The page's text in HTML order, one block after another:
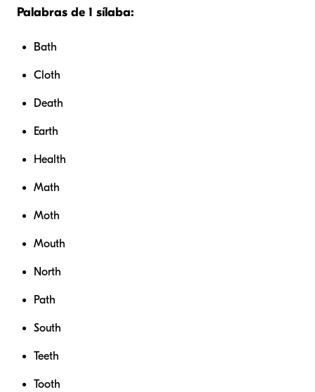
Palabras de 1 sílaba:
Bath
Cloth
Death
Earth
Health
Math
Moth
Mouth
North
Path
South
Teeth
Tooth